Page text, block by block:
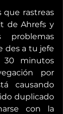
que rastreas
de Ahrefs y
problemas
des a tu jefe
30 minutos
por
causando
duplicado
con la